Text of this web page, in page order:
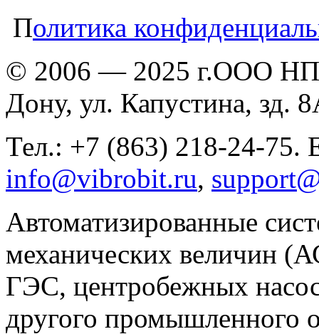
Политика
© 2006 — 2025 г.ООО
Дону, ул. Капустина, зд.
Тел.: +7 (863) 218-24-75.
info@vibrobit.ru,
Автоматизированные
механических величин
ГЭС, центробежных
другого промышленного